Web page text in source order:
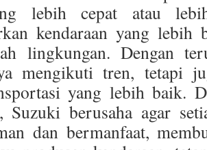
lebih cepat atau
kendaraan yang lebih
lingkungan. Dengan
mengikuti tren, tetapi
yang lebih baik.
Suzuki berusaha agar
dan bermanfaat,